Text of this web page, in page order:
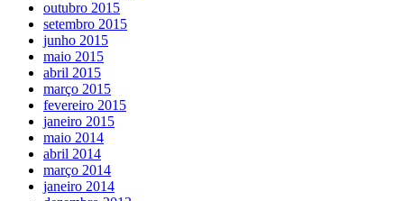
outubro 2015
setembro 2015
junho 2015
maio 2015
abril 2015
março 2015
fevereiro 2015
janeiro 2015
maio 2014
abril 2014
março 2014
janeiro 2014